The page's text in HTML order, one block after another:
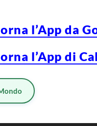
l’App da
l’App di